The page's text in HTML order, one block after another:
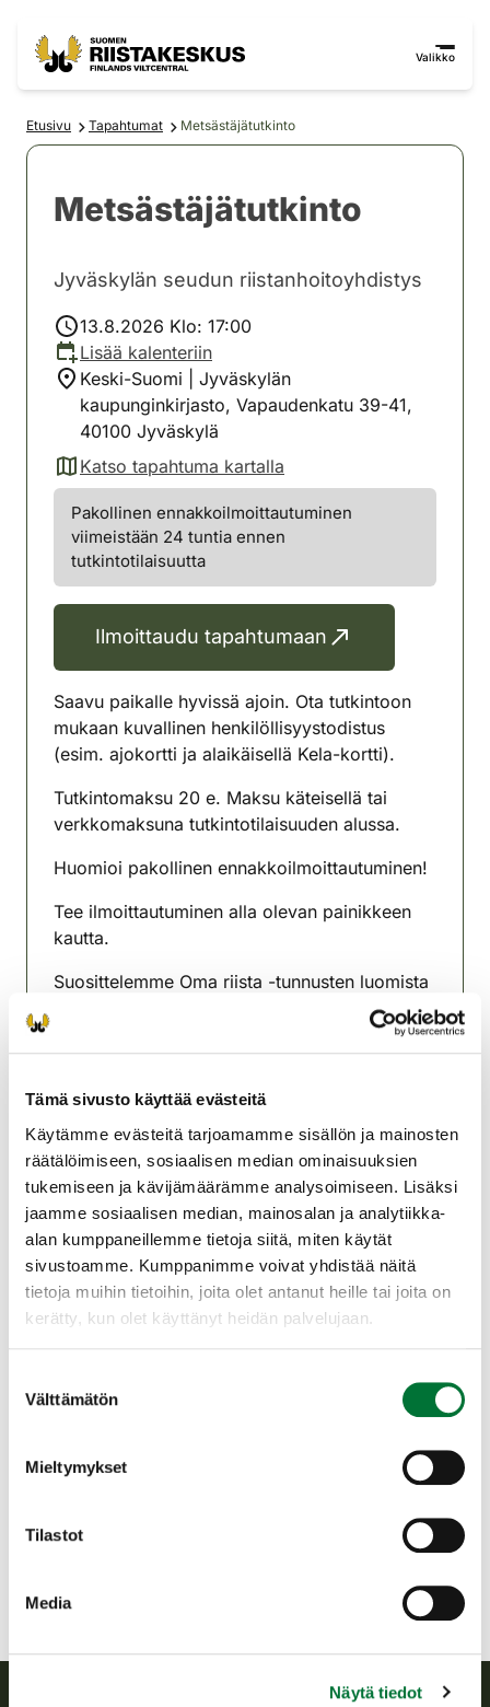
Tämä sivusto käyttää evästeitä
Käytämme evästeitä tarjoamamme sisällön ja mainosten
räätälöimiseen, sosiaalisen median ominaisuuksien
tukemiseen ja kävijämäärämme analysoimiseen. Lisäksi
jaamme sosiaalisen median, mainosalan ja analytiikka-
alan kumppaneillemme tietoja siitä, miten käytät
sivustoamme. Kumppanimme voivat yhdistää näitä
tietoja muihin tietoihin, joita olet antanut heille tai joita on
kerätty, kun olet käyttänyt heidän palvelujaan.
valinta
Välttämätön
Mieltymykset
Tilastot
Media
Näytä tiedot
Valikko
Etusivu Tapahtumat Metsästäjätutkinto
Metsästäjätutkinto
Jyväskylän seudun riistanhoitoyhdistys
13.8.2026 Klo: 17:00
Lisää kalenteriin
Keski-Suomi | Jyväskylän
kaupunginkirjasto, Vapaudenkatu 39-41,
40100 Jyväskylä
Katso tapahtuma kartalla
(avautuu uuteen välilehteen)
Pakollinen ennakkoilmoittautuminen
viimeistään 24 tuntia ennen
tutkintotilaisuutta
Ilmoittaudu tapahtumaan
Saavu paikalle hyvissä ajoin. Ota tutkintoon
mukaan kuvallinen henkilöllisyystodistus
(esim. ajokortti ja alaikäisellä Kela-kortti).
Tutkintomaksu 20 e. Maksu käteisellä tai
verkkomaksuna tutkintotilaisuuden alussa.
Huomioi pakollinen ennakkoilmoittautuminen!
Tee ilmoittautuminen alla olevan painikkeen
kautta.
Suosittelemme Oma riista -tunnusten luomista
ennen ilmoittautumista. (Ei pakollista). Vaatii
sähköpostiosoitteen ja verkkopankkitunnukset
tai mobiilivarmenteen. Voit ilmoittautua myös
Tilaisuudessa suoritetaan tutkinto ensisijaisesti
sähköisesti. Varaa mukaan oma päätelaite
(puhelin, tabletti, kannettava tietokone).
Huolehdi, että laitteen akku on täyteen varattu
ja että käytössä on toimiva verkkoyhteys.
Kirjastolla on tarjolla Wifi.
Paikka: Kaupunginkirjaston Wolmarinsali.
riistanhoitoyhdistys
jyvaskyla@rhy.riista.fi